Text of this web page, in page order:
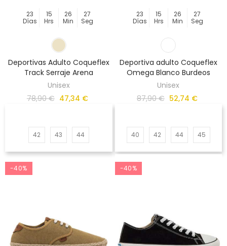
23
Días
15
Hrs
26
Min
27
Seg
Deportivas Adulto Coqueflex
Track Serraje Arena
Unisex
78,90 € 47,34 €
42 43 44
23
Días
15
Hrs
26
Min
27
Seg
Deportiva adulto Coqueflex
Omega Blanco Burdeos
Unisex
87,90 € 52,74 €
40 42 44 45
-40% -40%